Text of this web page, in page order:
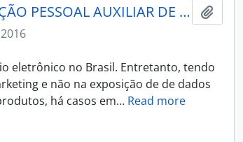
MARABOO - UM AGENTE DE RECOMENDAÇÃO PESSOAL AUXILIAR DE COMPRAR PARA E-COMMERCE DE VESTUÁRIO
2016
eletrônico no Brasil. Entretanto, tendo
e não na exposição de de dados
há casos em… Read more